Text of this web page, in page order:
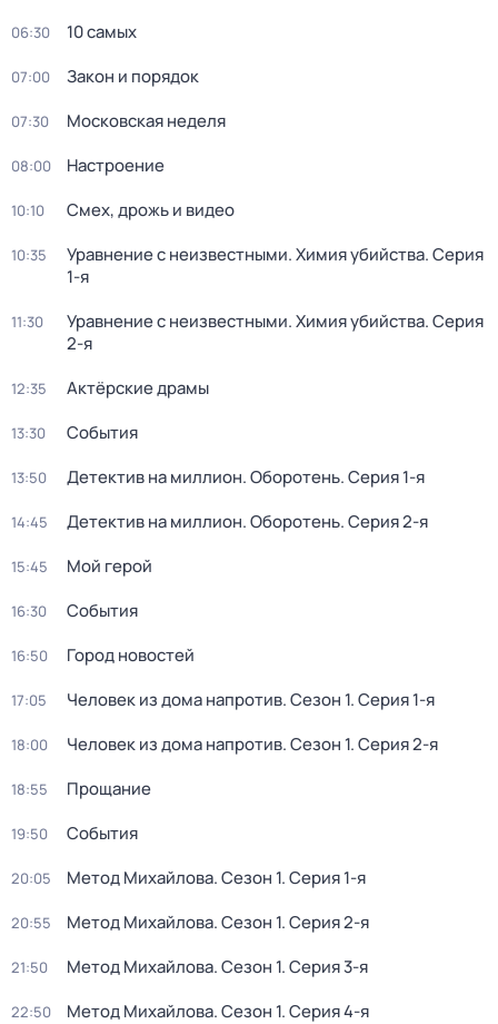
06:30 10 самых
07:00 Закон и порядок
07:30 Московская неделя
08:00 Настроение
10:10 Смех, дрожь и видео
10:35 Уравнение с неизвестными. Химия убийства. Серия
1-я
11:30 Уравнение с неизвестными. Химия убийства. Серия
2-я
12:35 Актёрские драмы
13:30 События
13:50 Детектив на миллион. Оборотень. Серия 1-я
14:45 Детектив на миллион. Оборотень. Серия 2-я
15:45 Мой герой
16:30 События
16:50 Город новостей
17:05 Человек из дома напротив. Сезон 1. Серия 1-я
18:00 Человек из дома напротив. Сезон 1. Серия 2-я
18:55 Прощание
19:50 События
20:05 Метод Михайлова. Сезон 1. Серия 1-я
20:55 Метод Михайлова. Сезон 1. Серия 2-я
21:50 Метод Михайлова. Сезон 1. Серия 3-я
22:50 Метод Михайлова. Сезон 1. Серия 4-я